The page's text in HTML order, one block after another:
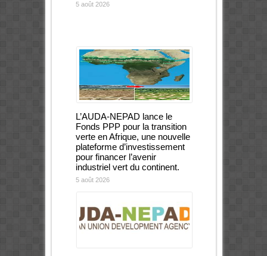
5 août 2026
L’AUDA-NEPAD lance le
Fonds PPP pour la transition
verte en Afrique, une nouvelle
plateforme d’investissement
pour financer l’avenir
industriel vert du continent.
5 août 2026